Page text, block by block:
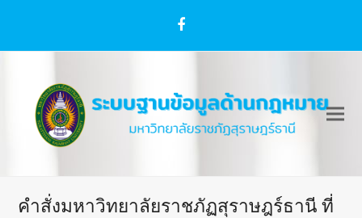
Facebook
คำสั่งมหาวิทยาลัยราชภัฏสุราษฎร์ธานี ที่